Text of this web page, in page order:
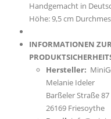
Handgemacht in
Höhe: 9,5 cm
INFORMATIONEN
Hersteller:
Melanie Ideler
Barßeler Straße 87
26169 Friesoythe